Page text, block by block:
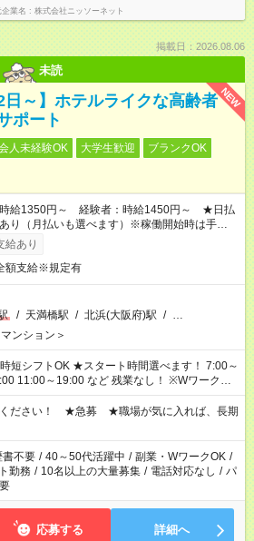
業名 株式会社ニッソーネット
掲載日：2026.08.06
未読
NEW
～】ホテルライクな高齢者
ポート
人未経験OK 大学生歓迎
ブランクOK
時給1350円～ 経験者：時給1450円～ ★日払
り（月払いも選べます）※稼働開始時は手続き
いとなります。
給あり
額支給※規定有
/ 天満橋駅 / 北浜(大阪府)駅 / …
ンション＞
ート時間選べます！ 7:00～
～19:00 など 残業なし！ ※Wワークの
と合わせ週40時間超の就業はご案内できませ
、週20時間以上勤務は社会保険への加入対象
者派遣法（日雇い派遣の原則禁止）により、
就業はご案内が難しい場合があります
ください！ ★急募 ★職場が気に入れば、長期
書不要 / 40～50代活躍中 / 副業・WワークOK /
勤務 / 10名以上の大量募集 / 電話対応なし / パ
応募する 詳細へ